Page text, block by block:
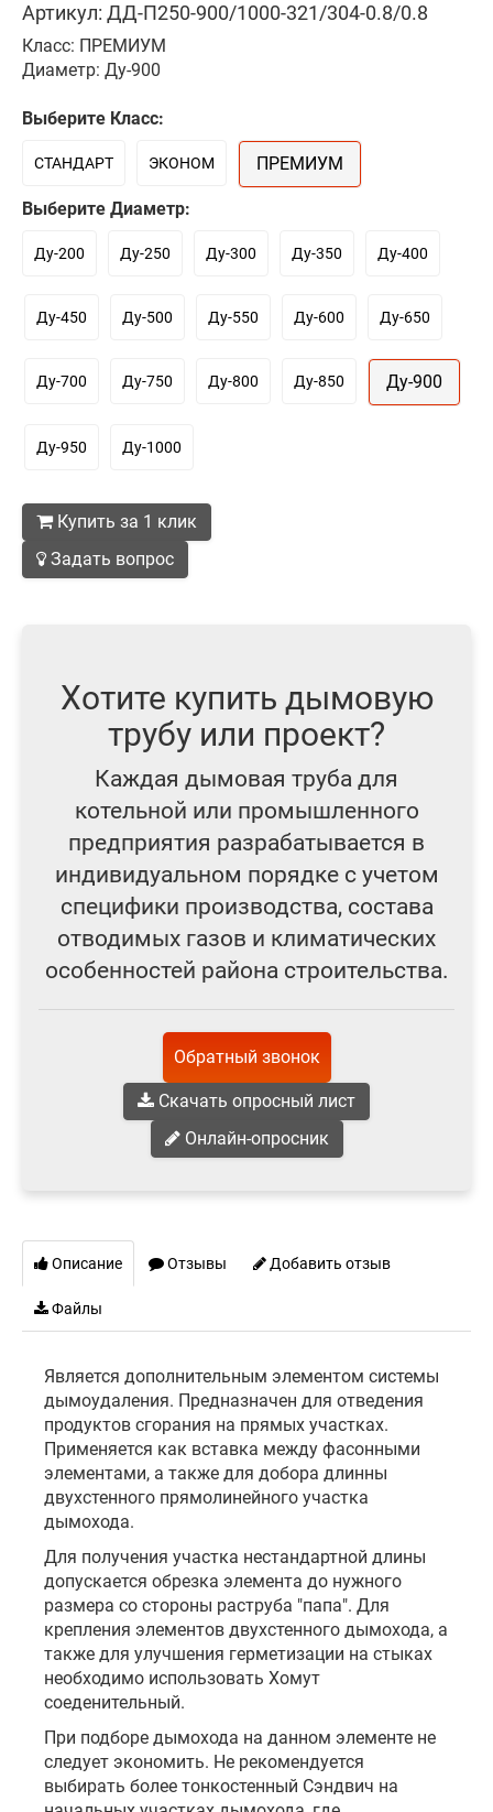
Артикул: ДД-П250-900/1000-321/304-0.8/0.8
Класс: ПРЕМИУМ
Диаметр: Ду-900
Выберите Класс:
СТАНДАРТ ЭКОНОМ ПРЕМИУМ
Выберите Диаметр:
Ду-200 Ду-250 Ду-300 Ду-350 Ду-400
Ду-450 Ду-500 Ду-550 Ду-600 Ду-650
Ду-700 Ду-750 Ду-800 Ду-850 Ду-900
Ду-950 Ду-1000
Купить за 1 клик
Задать вопрос
Хотите купить дымовую
трубу или проект?
Каждая дымовая труба для
котельной или промышленного
предприятия разрабатывается в
индивидуальном порядке с учетом
специфики производства, состава
отводимых газов и климатических
особенностей района строительства.
Обратный звонок
Скачать опросный лист
Онлайн-опросник
Описание Отзывы Добавить отзыв
Файлы
Является дополнительным элементом системы
дымоудаления. Предназначен для отведения
продуктов сгорания на прямых участках.
Применяется как вставка между фасонными
элементами, а также для добора длинны
двухстенного прямолинейного участка
дымохода.
Для получения участка нестандартной длины
допускается обрезка элемента до нужного
размера со стороны раструба "папа". Для
крепления элементов двухстенного дымохода, а
также для улучшения герметизации на стыках
необходимо использовать Хомут
соеденительный.
При подборе дымохода на данном элементе не
следует экономить. Не рекомендуется
выбирать более тонкостенный Сэндвич на